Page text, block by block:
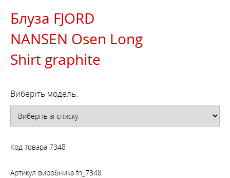
Блуза FJORD
NANSEN Osen Long
Shirt graphite
Виберіть модель:
Код товара 7348
Артикул виробника fn_7348